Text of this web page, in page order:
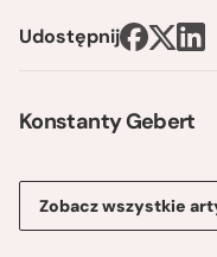
Konstanty Gebert
Zobacz wszystkie
Udostępnij